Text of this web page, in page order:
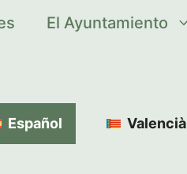
El Ayuntamiento
Español Valencià